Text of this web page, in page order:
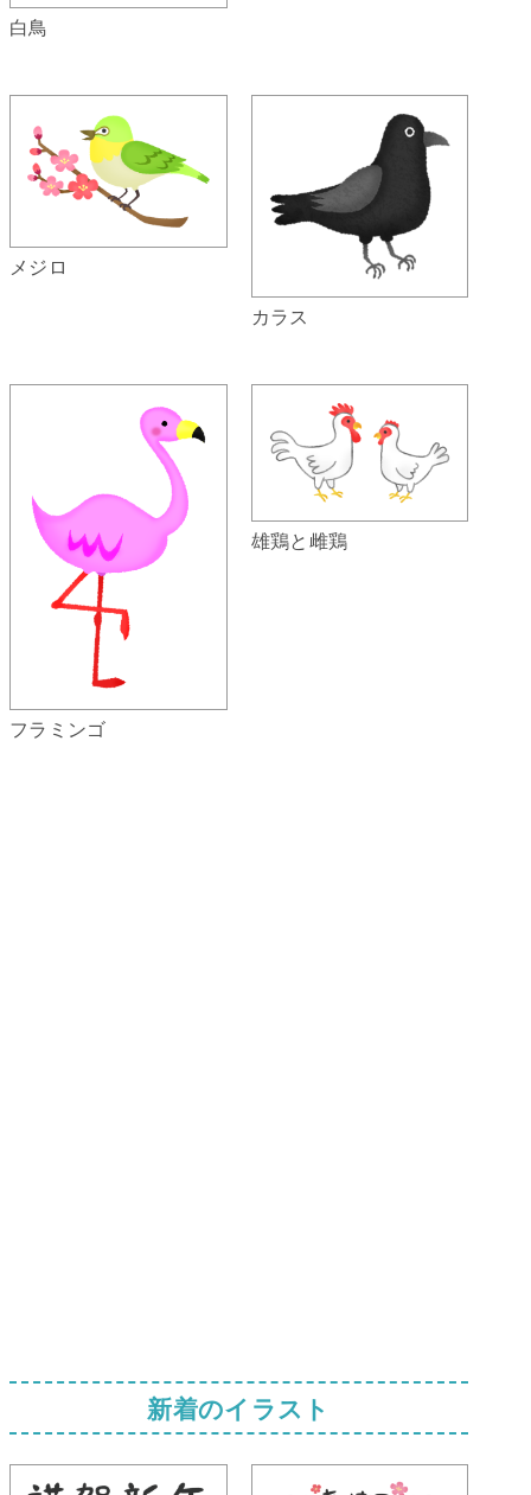
白鳥
メジロ
カラス
フラミンゴ
雄鶏と雌鶏
新着のイラスト